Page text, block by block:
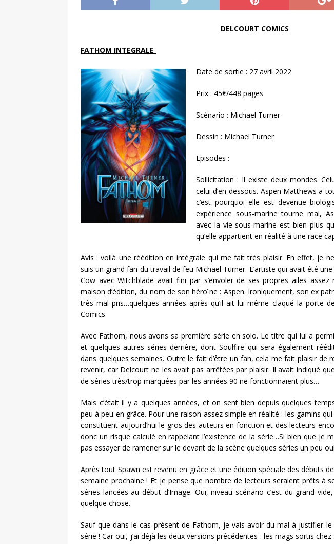
DELCOURT COMICS
FATHOM INTEGRALE
Date de sortie : 27 avril 2022
Prix : 45€/448 pages
Scénario : Michael Turner
Dessin : Michael Turner
Episodes :
Sollicitation : Il existe deux mondes.
celui d’en-dessous. Aspen Matthews a
c’est pourquoi elle est devenue
expérience sous-marine tourne mal,
avec la vie sous-marine est bien plus
qu’elle appartient en réalité à une race
Avis : voilà une réédition en intégrale qui me fait très plaisir. En effet, je
suis un grand fan du travail de feu Michael Turner. L’artiste qui avait été
Cow avec Witchblade avait fini par s’envoler de ses propres ailes
maison d’édition, du nom de son héroïne : Aspen. Ironiquement, son ex
très mal pris…quelques années après qu’il ait lui-même claqué la porte
Comics.
Avec Fathom, nous avons sa première série en solo. Le titre qui lui a
et quelques autres séries derrière, dont Soulfire qui sera également
dans quelques semaines. Outre le fait d’être un fan, cela me fait plaisir de
revenir, car Delcourt ne les avait pas arrêtées par plaisir. Il avait indiqué
de séries très/trop marquées par les années 90 ne fonctionnaient plus…
Mais c’était il y a quelques années, et on sent bien depuis quelques
peu à peu en grâce. Pour une raison assez simple en réalité : les gamins
constituent aujourd’hui le gros des auteurs en fonction et des lecteurs
donc un risque calculé en rappelant l’existence de la série…Si bien que je
pas essayer de ramener sur le devant de la scène quelques séries un peu
Après tout Spawn est revenu en grâce et une édition spéciale des débuts
semaine prochaine ! Et je pense que nombre de lecteurs seraient prêts à
séries lancées au début d’Image. Oui, niveau scénario c’est du grand
quelque chose.
Sauf que dans le cas présent de Fathom, je vais avoir du mal à justifier
série ! Car oui, j’ai déjà les deux versions précédentes : les mags sortis